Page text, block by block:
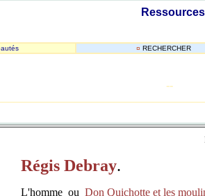
¤ RECHERCHER
--
Régis Debray.
L'homme ou Don Quichotte et les